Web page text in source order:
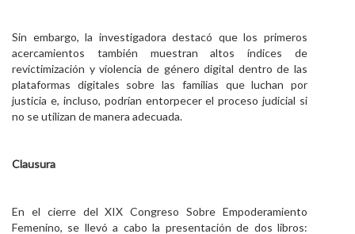
Sin embargo, la investigadora destacó que los primeros
acercamientos también muestran altos índices de
revictimización y violencia de género digital dentro de las
plataformas digitales sobre las familias que luchan por
justicia e, incluso, podrían entorpecer el proceso judicial si
no se utilizan de manera adecuada.
Clausura
En el cierre del XIX Congreso Sobre Empoderamiento
Femenino, se llevó a cabo la presentación de dos libros: